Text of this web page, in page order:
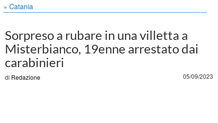
» Catania
Sorpreso a rubare in una villetta a
Misterbianco, 19enne arrestato dai
carabinieri
di Redazione 05/09/2023